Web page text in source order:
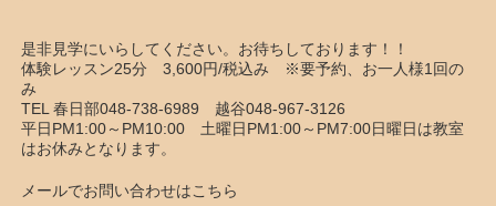
是非見学にいらしてください。お待ちしております！！
体験レッスン25分 3,600円/税込み ※要予約、お一人様1回の
み
TEL 春日部048-738-6989 越谷048-967-3126
平日PM1:00～PM10:00 土曜日PM1:00～PM7:00日曜日は教室
はお休みとなります。
メールでお問い合わせはこちら